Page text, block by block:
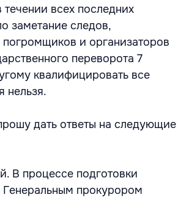
течении всех последних
заметание следов,
погромщиков и организаторов
переворота 7
квалифицировать все
нельзя.
дать ответы на следующие
В процессе подготовки
Генеральным прокурором